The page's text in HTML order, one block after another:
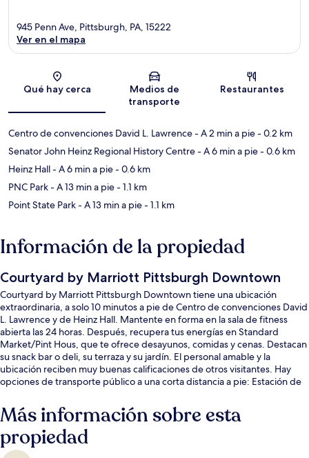
Sección del mapa
945 Penn Ave, Pittsburgh, PA, 15222
Ver en el mapa
Qué hay cerca
Medios de
transporte
Restaurantes
Centro de convenciones David L. Lawrence- A 2 min a pie- 0.2 km
Senator John Heinz Regional History Centre- A 6 min a pie- 0.6 km
Heinz Hall- A 6 min a pie- 0.6 km
PNC Park- A 13 min a pie- 1.1 km
Point State Park- A 13 min a pie- 1.1 km
Información de la propiedad
Courtyard by Marriott Pittsburgh Downtown
Courtyard by Marriott Pittsburgh Downtown tiene una ubicación
extraordinaria, a solo 10 minutos a pie de Centro de convenciones David
L. Lawrence y de Heinz Hall. Mantente en forma en la sala de fitness
abierta las 24 horas. Después, recupera tus energías en Standard
Market/Pint Hous, que te ofrece desayunos, comidas y cenas. Destacan
su snack bar o deli, su terraza y su jardín. El personal amable y la
ubicación reciben muy buenas calificaciones de otros visitantes. Hay
opciones de transporte público a una corta distancia a pie: Estación de
Plaza está a 8 minutos.
Más información sobre esta
propiedad